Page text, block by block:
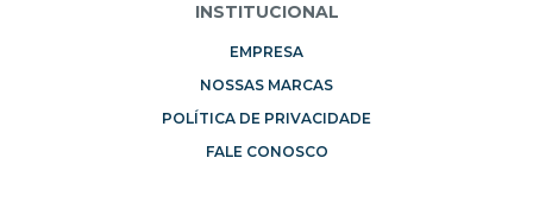
INSTITUCIONAL
EMPRESA
NOSSAS MARCAS
POLÍTICA DE PRIVACIDADE
FALE CONOSCO